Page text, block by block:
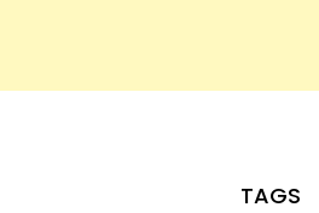
TAGS